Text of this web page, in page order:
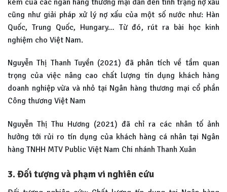
cũng như giải pháp xử lý nợ xấu của một số nước như: Hàn
Quốc, Trung Quốc, Hungary… Từ đó, rút ra bài học kinh
nghiệm cho Việt Nam.
Nguyễn Thị Thanh Tuyền (2021) đã phân tích về tầm quan
trọng của việc nâng cao chất lượng tín dụng khách hàng
doanh nghiệp vừa và nhỏ tại Ngân hàng thương mại cổ phần
Công thương Việt Nam
Nguyễn Thị Thu Hương (2021) đã chỉ ra các nhân tố ảnh
hưởng tới rủi ro tín dụng của khách hàng cá nhân tại Ngân
hàng TNHH MTV Public Việt Nam Chi nhánh Thanh Xuân
3. Đối tượng và phạm vi nghiên cứu